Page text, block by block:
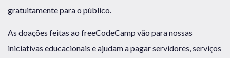
gratuitamente para o público.
As doações feitas ao freeCodeCamp vão para nossas
iniciativas educacionais e ajudam a pagar servidores, serviços